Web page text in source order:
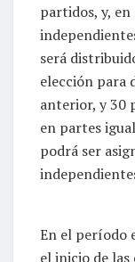
partidos, y, en
será
elección para
anterior, y 30
en partes
podrá ser
En el período
el inicio de